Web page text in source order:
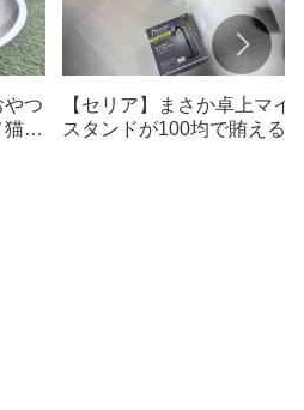
やつ
の
【セリア】まさか卓上マイ
スタンドが100均で賄えるな